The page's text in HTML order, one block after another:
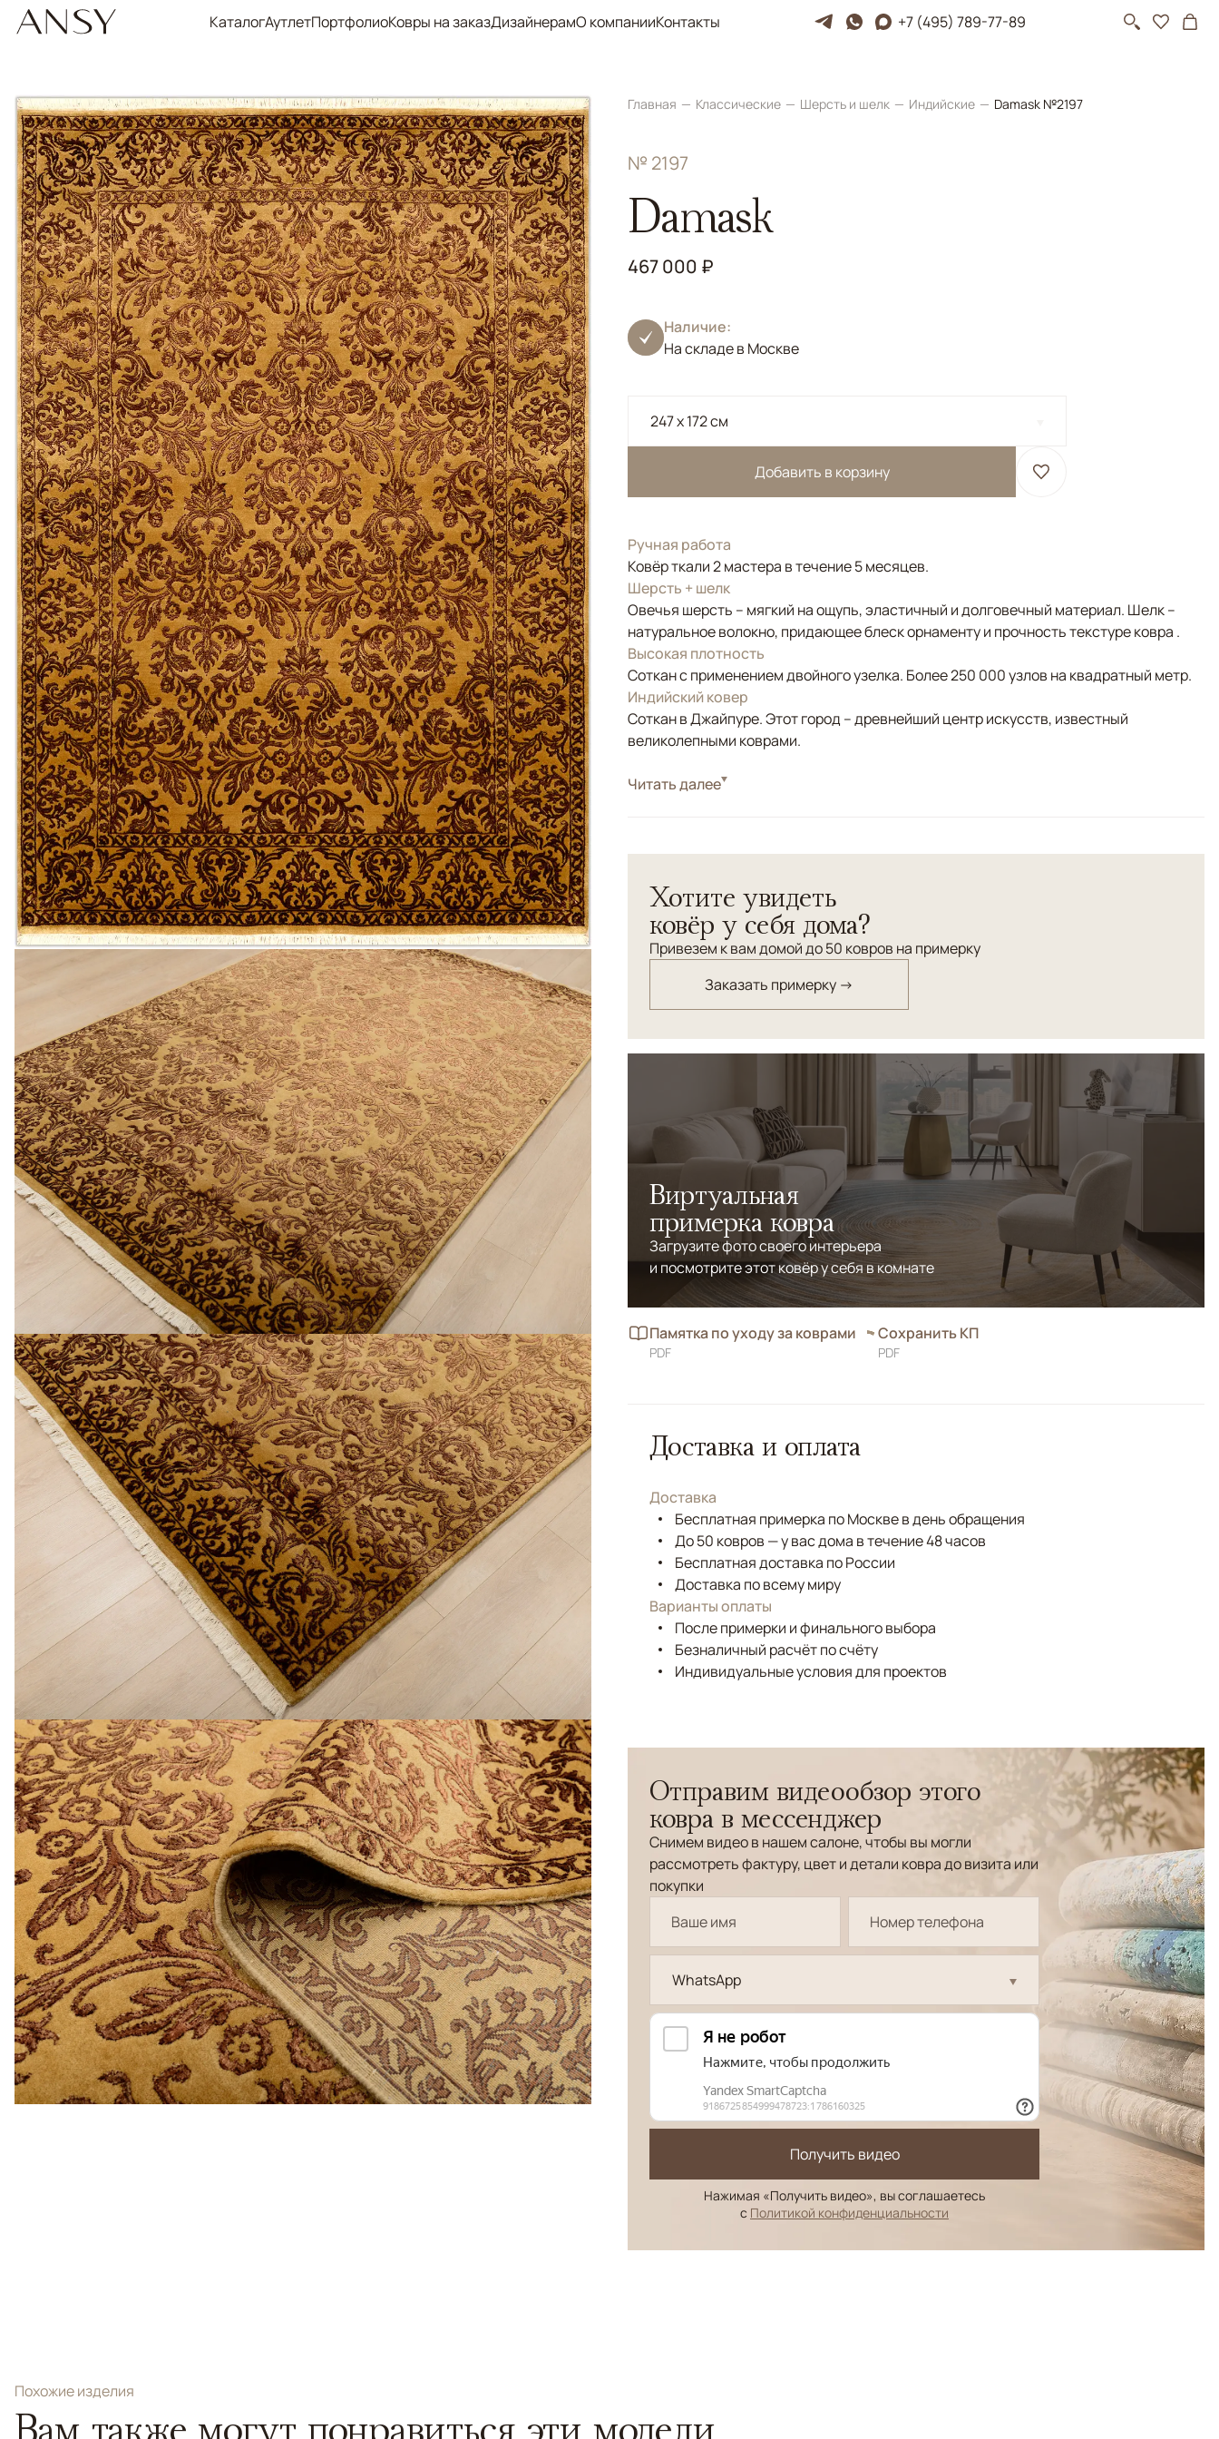
КаталогАутлетПортфолиоКовры на заказДизайнерамО компанииКонтакты +7 (495) 789-77-89
Главная Классические Шерсть и шелк Индийские Damask №2197
№ 2197
Damask
467 000 ₽
Наличие:
На складе в Москве
247 x 172 см
Добавить в корзину
Ручная работа
Ковёр ткали 2 мастера в течение 5 месяцев.
Шерсть + шелк
Овечья шерсть – мягкий на ощупь, эластичный и долговечный материал. Шелк –
натуральное волокно, придающее блеск орнаменту и прочность текстуре ковра .
Высокая плотность
Соткан с применением двойного узелка. Более 250 000 узлов на квадратный метр.
Индийский ковер
Соткан в Джайпуре. Этот город – древнейший центр искусств, известный
великолепными коврами.
СтильКлассические
выполнен в роскошной бежево-золотистой гамме.
Читать далее
Хотите увидеть
ковёр у себя дома?
Привезем к вам домой до 50 ковров на примерку
Заказать примерку →
Виртуальная
примерка ковра
Загрузите фото своего интерьера
и посмотрите этот ковёр у себя в комнате
Памятка по уходу за коврами
PDF
Сохранить КП
PDF
Доставка и оплата
Доставка
Бесплатная примерка по Москве в день обращения
До 50 ковров — у вас дома в течение 48 часов
Бесплатная доставка по России
Доставка по всему миру
Варианты оплаты
После примерки и финального выбора
Безналичный расчёт по счёту
Индивидуальные условия для проектов
Отправим видеообзор этого
ковра в мессенджер
Снимем видео в нашем салоне, чтобы вы могли
рассмотреть фактуру, цвет и детали ковра до визита или
покупки
WhatsApp
Получить видео
Нажимая «Получить видео», вы соглашаетесь
с Политикой конфиденциальности
Похожие изделия
Вам также могут понравиться эти модели